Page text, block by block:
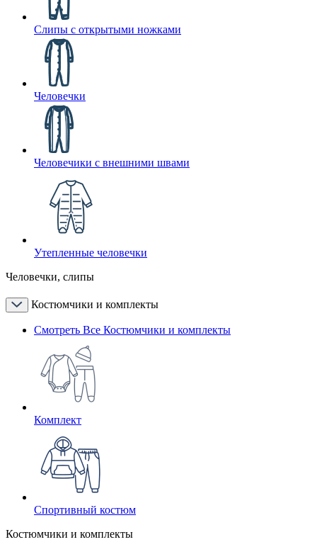
Слипы с открытыми ножками
Человечки
Человечики с внешними швами
Утепленные человечки
Человечки, слипы
Костюмчики и комплекты
Смотреть Все Костюмчики и комплекты
Комплект
Спортивный костюм
Костюмчики и комплекты